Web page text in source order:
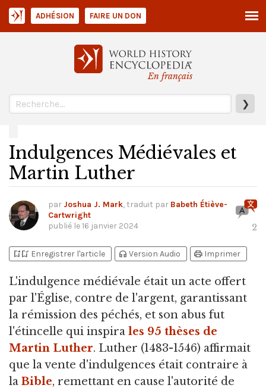
En français
❯
ADHÉSION FAIRE UN DON
Indulgences Médiévales et
Martin Luther
par Joshua J. Mark, traduit par Babeth Étiève-
Cartwright
publié le16 janvier 2024 2
bookmark_addbookmark_added Enregistrer l'article headphones Version Audio print Imprimer
L'indulgence médiévale était un acte offert
par l'Église, contre de l'argent, garantissant
la rémission des péchés, et son abus fut
l'étincelle qui inspira les 95 thèses de
Martin Luther. Luther (1483-1546) affirmait
que la vente d'indulgences était contraire à
la Bible, remettant en cause l'autorité de